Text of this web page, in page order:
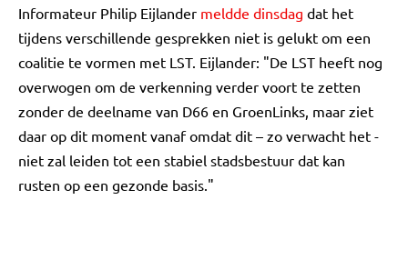
Informateur Philip Eijlander meldde dinsdag dat het
tijdens verschillende gesprekken niet is gelukt om een
coalitie te vormen met LST. Eijlander: "De LST heeft nog
overwogen om de verkenning verder voort te zetten
zonder de deelname van D66 en GroenLinks, maar ziet
daar op dit moment vanaf omdat dit – zo verwacht het -
niet zal leiden tot een stabiel stadsbestuur dat kan
rusten op een gezonde basis."